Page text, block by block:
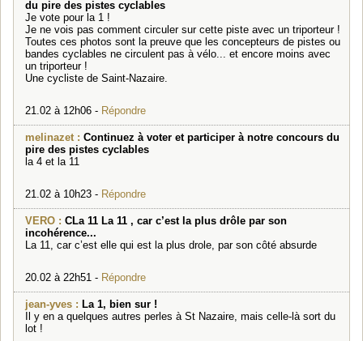
du pire des pistes cyclables
Je vote pour la 1 !
Je ne vois pas comment circuler sur cette piste avec un triporteur !
Toutes ces photos sont la preuve que les concepteurs de pistes ou
bandes cyclables ne circulent pas à vélo... et encore moins avec
un triporteur !
Une cycliste de Saint-Nazaire.
21.02 à 12h06 - Répondre
melinazet : Continuez à voter et participer à notre concours du
pire des pistes cyclables
la 4 et la 11
21.02 à 10h23 - Répondre
VERO : CLa 11 La 11 , car c’est la plus drôle par son
incohérence...
La 11, car c’est elle qui est la plus drole, par son côté absurde
20.02 à 22h51 - Répondre
jean-yves : La 1, bien sur !
Il y en a quelques autres perles à St Nazaire, mais celle-là sort du
lot !